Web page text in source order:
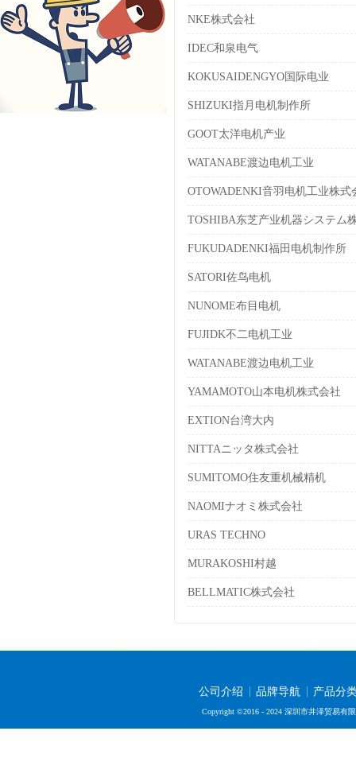
NKE株式会社
IDEC和泉电气
KOKUSAIDENGYO国际电业
SHIZUKI指月电机制作所
GOOT太洋电机产业
WATANABE渡边电机工业
OTOWADENKI音羽电机工业株式
TOSHIBA东芝产业机器システム
FUKUDADENKI福田电机制作所
SATORI佐鸟电机
NUNOME布目电机
FUJIDK不二电机工业
WATANABE渡边电机工业
YAMAMOTO山本电机株式会社
EXTION台湾大内
NITTAニッタ株式会社
SUMITOMO住友重机械精机
NAOMIナオミ株式会社
URAS TECHNO
MURAKOSHI村越
BELLMATIC株式会社
公司介绍 品牌导航 产品分
Copyright ©2016 - 2024 深圳市井泽贸易有